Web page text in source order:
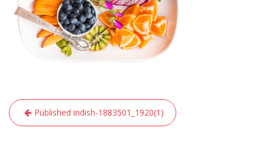
Yazı
gezinmesi
Published indish-1883501_1920(1)